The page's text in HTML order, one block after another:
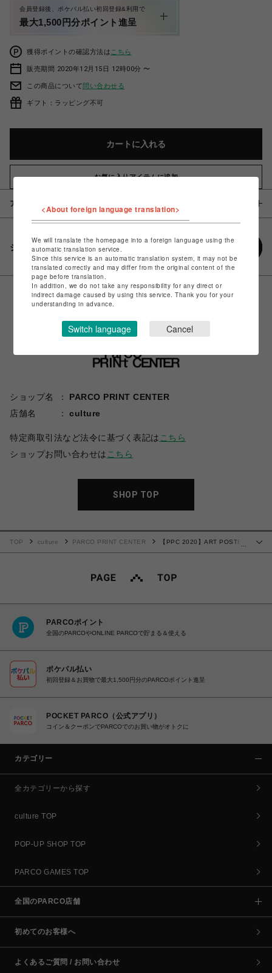
会員登録後、ポケパル払い初回登録&利用で
最大1,500円分ポイント進呈
獲得ポイントの確認方法は こちら
販売期間 2020年12月15日 12時00分 〜
この商品について問い合わせる
ギフト：ラッピング不可
カートに入れる
お気に入りアイテムに追加
アイテム説明 / 素材
シェアする
ショップ名
PARCO PRINT CENTER
店舗名
culture
特定商取引法など法令に基づく表記は こちら
ショップお問い合わせは こちら
SHOP TOP
…
TOP culture PARCO PRINT CENTER
【PPC 2020】ART POSTER
PARCOポイント
全国のPARCOやONLINE PARCOで貯まる＆使える
ポケパル払い
初回登録＆お買物で最大1,500円分のPARCOポイント進呈
POCKET PARCO（公式アプリ）
コイン＆クーポンでPARCOでのお買い物がオトクに
カテゴリー
全カテゴリーから探す
culture TOP
POP-UP SHOP TOP
PARCO GAMES TOP
全国のPARCO店舗
初めてのお客様へ
よくあるご質問 / お問い合わせ
<About foreign language translation>
We will translate the homepage into a foreign language using the
automatic translation service.
Since this service is an automatic translation system, it may not be
translated correctly and may differ from the original content of the
page before translation.
In addition, we do not take any responsibility for any direct or
indirect damage caused by using this service. Thank you for your
understanding in advance.
Switch language Cancel